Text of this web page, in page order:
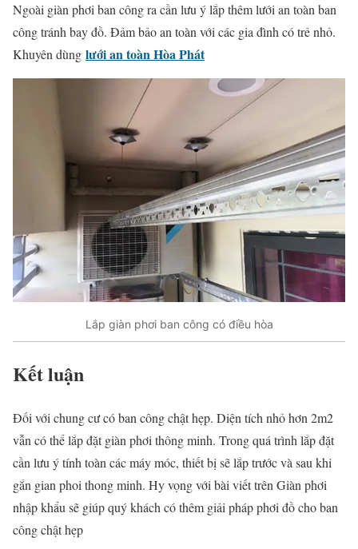
Ngoài giàn phơi ban công ra cần lưu ý lắp thêm lưới an toàn ban
công tránh bay đồ. Đảm bảo an toàn với các gia đình có trẻ nhỏ.
Khuyên dùng lưới an toàn Hòa Phát
Lắp giàn phơi ban công có điều hòa
Kết luận
Đối với chung cư có ban công chật hẹp. Diện tích nhỏ hơn 2m2
vẫn có thể lắp đặt giàn phơi thông minh. Trong quá trình lắp đặt
cần lưu ý tính toàn các máy móc, thiết bị sẽ lắp trước và sau khi
gắn gian phoi thong minh. Hy vọng với bài viết trên Giàn phơi
nhập khẩu sẽ giúp quý khách có thêm giải pháp phơi đồ cho ban
công chật hẹp